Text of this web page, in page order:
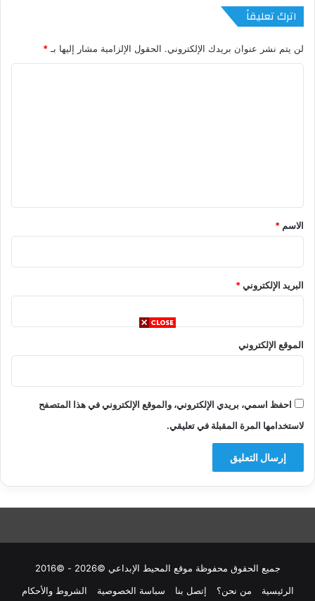
اترك تعليقاً
لن يتم نشر عنوان بريدك الإلكتروني. الحقول الإلزامية مشار إليها بـ *
*
الاسم *
البريد الإلكتروني*
الموقع الإلكتروني
احفظ اسمي، بريدي الإلكتروني، والموقع الإلكتروني في هذا المتصفح
لاستخدامها المرة المقبلة في تعليقي.
جميع الحقوق محفوظة موقع المحيط الإبداعي ©2026 - ©2016
الرئيسية
من نحن؟ إتصل بنا سباسة الخصوصية الشروط والأحكام